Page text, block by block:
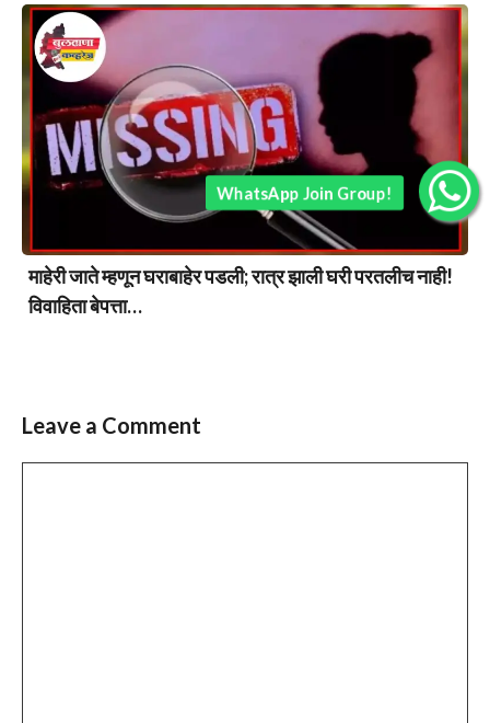
माहेरी जाते म्हणून घराबाहेर पडली; रात्र झाली घरी परतलीच नाही!
विवाहिता बेपत्ता…
Leave a Comment
WhatsApp Join Group!